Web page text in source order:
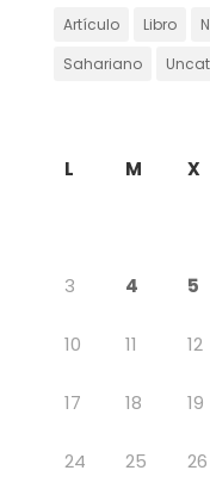
Artículo Libro
Sahariano
L M X
3 4 5
10 11 12
17 18 19
24 25 26